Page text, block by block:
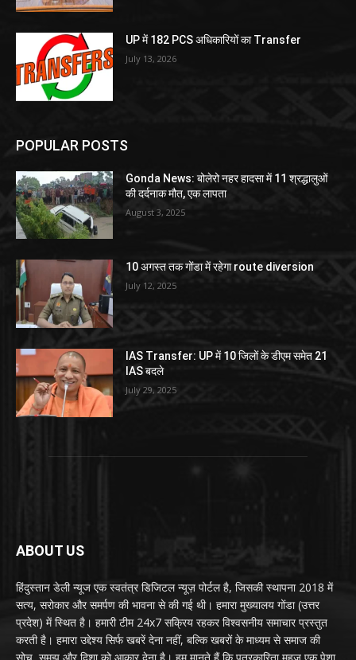
UP में 182 PCS अधिकारियों का Transfer
July 13, 2026
POPULAR POSTS
Gonda News: बोलेरो नहर हादसा में 11 श्रद्धालुओं
की दर्दनाक मौत, एक लापता
August 3, 2025
10 अगस्त तक गोंडा में रहेगा route diversion
July 12, 2025
IAS Transfer: UP में 10 जिलों के डीएम समेत 21
IAS बदले
July 29, 2025
ABOUT US
हिंदुस्तान डेली न्यूज एक स्वतंत्र डिजिटल न्यूज़ पोर्टल है, जिसकी स्थापना 2018 में
सत्य, सरोकार और समर्पण की भावना से की गई थी। हमारा मुख्यालय गोंडा (उत्तर
प्रदेश) में स्थित है। हमारी टीम 24x7 सक्रिय रहकर विश्वसनीय समाचार प्रस्तुत
करती है। हमारा उद्देश्य सिर्फ खबरें देना नहीं, बल्कि खबरों के माध्यम से समाज की